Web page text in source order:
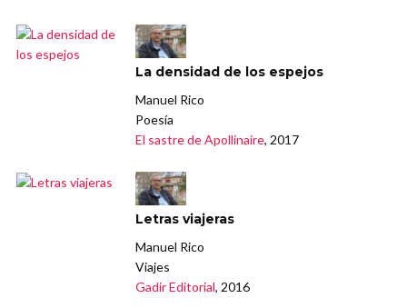
La densidad de los espejos
Manuel Rico
Poesía
El sastre de Apollinaire, 2017
Letras viajeras
Manuel Rico
Viajes
Gadir Editorial, 2016